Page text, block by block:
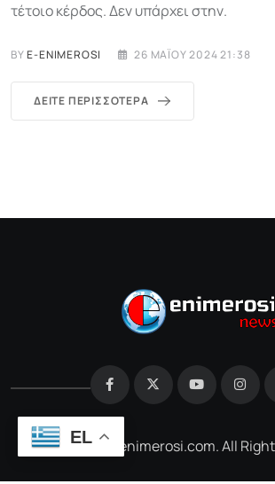
τέτοιο κέρδος. Δεν υπάρχει στην.
BYE-ENIMEROSI 26 ΜΑΪ́ΟΥ 2024 21:38
ΔΕΊΤΕ ΠΕΡΙΣΣΌΤΕΡΑ
@2026 e-enimerosi.com. All
EL